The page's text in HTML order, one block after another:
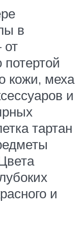
в
от
кожи, меха
и
тартан
и